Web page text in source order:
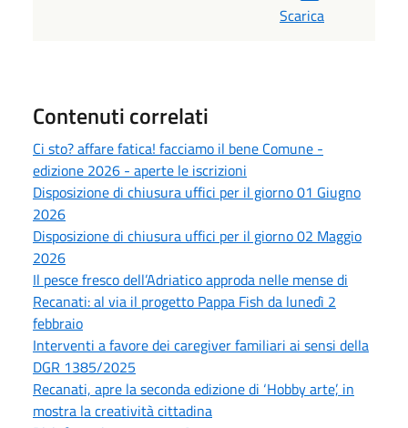
Scarica
Contenuti correlati
Ci sto? affare fatica! facciamo il bene Comune -
edizione 2026 - aperte le iscrizioni
Disposizione di chiusura uffici per il giorno 01 Giugno
2026
Disposizione di chiusura uffici per il giorno 02 Maggio
2026
Il pesce fresco dell’Adriatico approda nelle mense di
Recanati: al via il progetto Pappa Fish da lunedì 2
febbraio
Interventi a favore dei caregiver familiari ai sensi della
DGR 1385/2025
Recanati, apre la seconda edizione di ‘Hobby arte’, in
mostra la creatività cittadina